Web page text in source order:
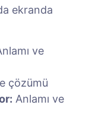
ekranda
ve
çözümü
Anlamı ve